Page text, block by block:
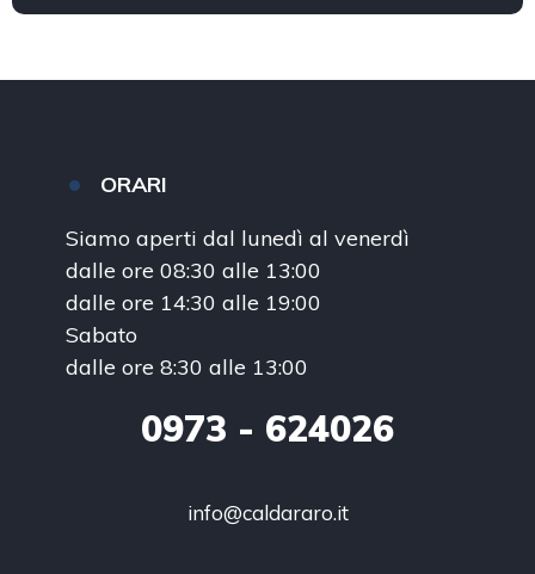
ORARI
Siamo aperti dal lunedì al venerdì
dalle ore 08:30 alle 13:00
dalle ore 14:30 alle 19:00
Sabato
dalle ore 8:30 alle 13:00
0973 - 624026
info@caldararo.it